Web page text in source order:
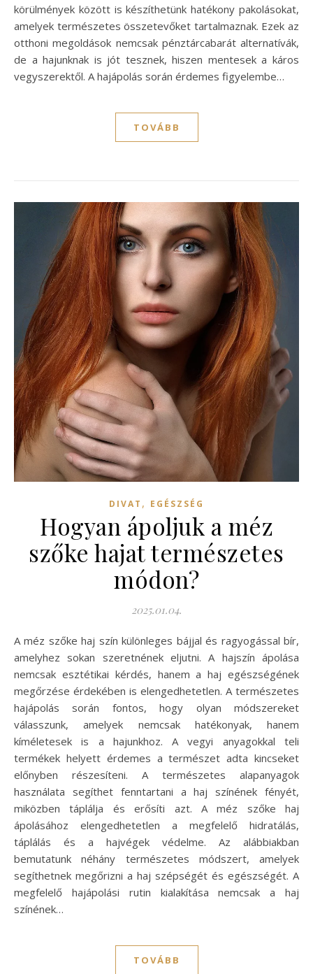
körülmények között is készíthetünk hatékony pakolásokat,
amelyek természetes összetevőket tartalmaznak. Ezek az
otthoni megoldások nemcsak pénztárcabarát alternatívák,
de a hajunknak is jót tesznek, hiszen mentesek a káros
vegyszerektől. A hajápolás során érdemes figyelembe…
TOVÁBB
DIVAT , EGÉSZSÉG
Hogyan ápoljuk a méz
szőke hajat természetes
módon?
2025.01.04.
A méz szőke haj szín különleges bájjal és ragyogással bír,
amelyhez sokan szeretnének eljutni. A hajszín ápolása
nemcsak esztétikai kérdés, hanem a haj egészségének
megőrzése érdekében is elengedhetetlen. A természetes
hajápolás során fontos, hogy olyan módszereket
válasszunk, amelyek nemcsak hatékonyak, hanem
kíméletesek is a hajunkhoz. A vegyi anyagokkal teli
termékek helyett érdemes a természet adta kincseket
előnyben részesíteni. A természetes alapanyagok
használata segíthet fenntartani a haj színének fényét,
miközben táplálja és erősíti azt. A méz szőke haj
ápolásához elengedhetetlen a megfelelő hidratálás,
táplálás és a hajvégek védelme. Az alábbiakban
bemutatunk néhány természetes módszert, amelyek
segíthetnek megőrizni a haj szépségét és egészségét. A
megfelelő hajápolási rutin kialakítása nemcsak a haj
színének…
TOVÁBB